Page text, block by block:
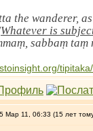
the wanderer,
Whatever is
sabbaṃ
Мар 11, 06:33 (15 лет